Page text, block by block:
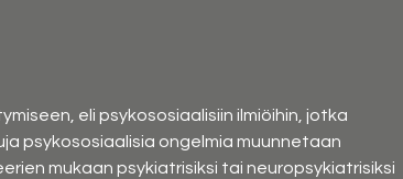
eli psykososiaalisiin ilmiöihin, jotka
psykososiaalisia ongelmia muunnetaan
mukaan psykiatrisiksi tai neuropsykiatrisiksi